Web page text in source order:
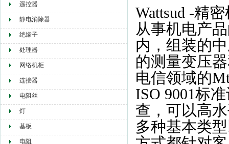
遥控器
静电消除器
绝缘子
处理器
网络机柜
连接器
电阻丝
灯
基板
电阻
Wattsud -精
从事机电产
内，组装的
的测量变压
电信领域的
ISO 9001标
查，可以高
多种基本类